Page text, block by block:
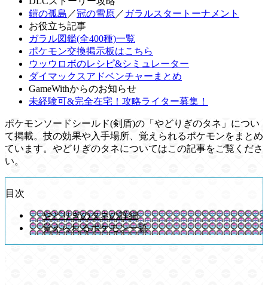
鎧の孤島 ／冠の雪原／ ガラルスタートーナメント
お役立ち記事
ガラル図鑑(全400種)一覧
ポケモン交換掲示板はこちら
ウッウロボのレシピ&シミュレーター
ダイマックスアドベンチャーまとめ
GameWithからのお知らせ
未経験可&完全在宅！攻略ライター募集！
ポケモンソードシールド(剣盾)の「やどりぎのタネ」につい
て掲載。技の効果や入手場所、覚えられるポケモンをまとめ
ています。やどりぎのタネについてはこの記事をご覧くださ
い。
目次
やどりぎのタネの詳細
覚えられるポケモン一覧